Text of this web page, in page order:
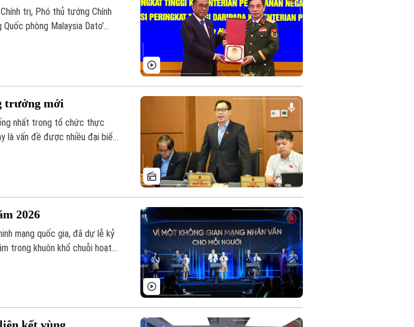
trị, Phó thủ tướng Chính
phòng Malaysia Dato'
trưởng mới
nhất trong tổ chức thực
là vấn đề được nhiều đại biểu
2026
mạng quốc gia, đã dự lễ kỷ
trong khuôn khổ chuỗi hoạt